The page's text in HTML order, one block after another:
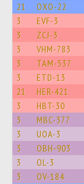
21 OXO-22
3 EVF-3
3 ZCJ-3
3 VHM-783
3 TAM-537
3 ETD-13
21 HER-421
3 HBT-30
3 MBC-377
3 UOA-3
3 OBH-903
3 OL-3
3 OV-184